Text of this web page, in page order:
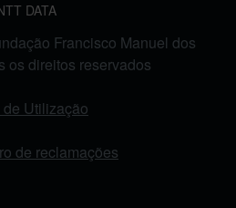
DATA
Francisco Manuel dos
os direitos reservados
de Utilização
de reclamações